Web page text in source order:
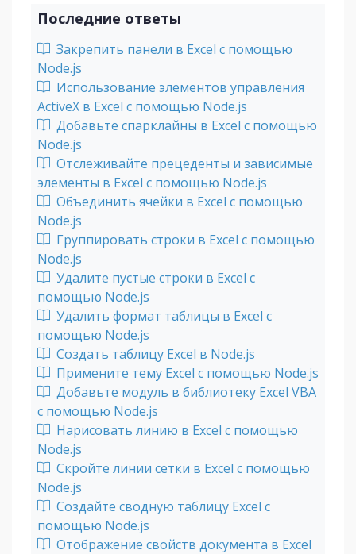
Последние ответы
Закрепить панели в Excel с помощью
Node.js
Использование элементов управления
ActiveX в Excel с помощью Node.js
Добавьте спарклайны в Excel с помощью
Node.js
Отслеживайте прецеденты и зависимые
элементы в Excel с помощью Node.js
Объединить ячейки в Excel с помощью
Node.js
Группировать строки в Excel с помощью
Node.js
Удалите пустые строки в Excel с
помощью Node.js
Удалить формат таблицы в Excel с
помощью Node.js
Создать таблицу Excel в Node.js
Примените тему Excel с помощью Node.js
Добавьте модуль в библиотеку Excel VBA
с помощью Node.js
Нарисовать линию в Excel с помощью
Node.js
Скройте линии сетки в Excel с помощью
Node.js
Создайте сводную таблицу Excel с
помощью Node.js
Отображение свойств документа в Excel